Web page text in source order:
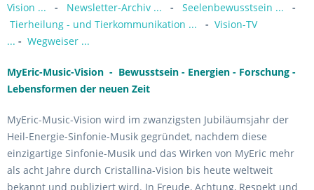
Vision ...
- Newsletter-Archiv ... - Seelenbewusstsein ...
-
Tierheilung - und Tierkommunikation ...
- Vision-TV
... - Wegweiser ...
MyEric-Music-Vision - Bewusstsein - Energien - Forschung -
Lebensformen der neuen Zeit
MyEric-Music-Vision wird im zwanzigsten Jubiläumsjahr der
Heil-Energie-Sinfonie-Musik gegründet, nachdem diese
einzigartige Sinfonie-Musik und das Wirken von MyEric mehr
als acht Jahre durch Cristallina-Vision bis heute weltweit
bekannt und publiziert wird. In Freude, Achtung, Respekt und